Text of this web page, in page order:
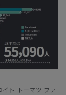
ト トーマツ ファ